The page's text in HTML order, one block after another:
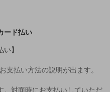
ード払い
】
支払い方法の説明が出ます。